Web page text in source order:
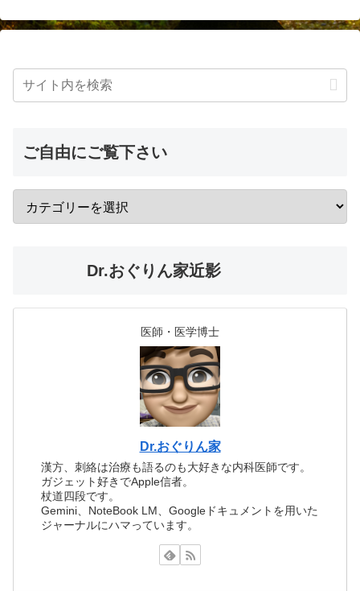
ご自由にご覧下さい
Dr.おぐりん家近影
医師・医学博士
Dr.おぐりん家
漢方、刺絡は治療も語るのも大好きな内科医師です。
ガジェット好きでApple信者。
杖道四段です。
Gemini、NoteBook LM、Googleドキュメントを用いた
ジャーナルにハマっています。